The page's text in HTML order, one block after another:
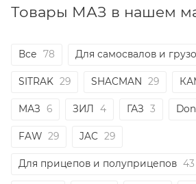
Товары МАЗ в нашем
Все 78 Для самосвалов и
SITRAK 29 SHACMAN 29
МАЗ 6 ЗИЛ 4 ГАЗ 3
FAW 29 JAC 29
Для прицепов и полуприцепов 43